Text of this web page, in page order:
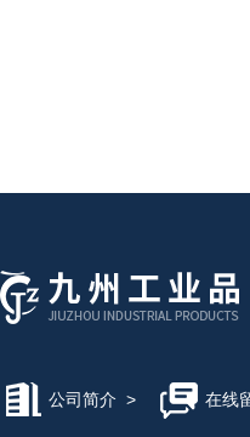
公司简介 > 在线